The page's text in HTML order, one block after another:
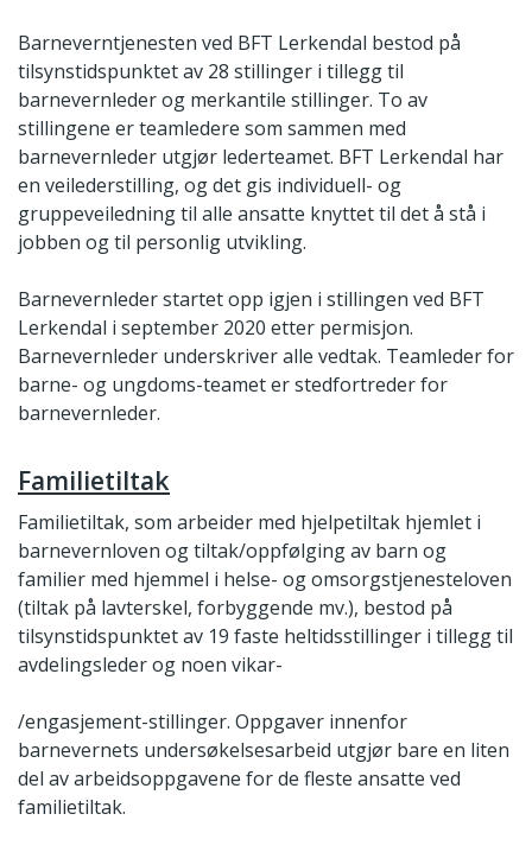
Barneverntjenesten ved BFT Lerkendal bestod på
tilsynstidspunktet av 28 stillinger i tillegg til
barnevernleder og merkantile stillinger. To av
stillingene er teamledere som sammen med
barnevernleder utgjør lederteamet. BFT Lerkendal har
en veilederstilling, og det gis individuell- og
gruppeveiledning til alle ansatte knyttet til det å stå i
jobben og til personlig utvikling.
Barnevernleder startet opp igjen i stillingen ved BFT
Lerkendal i september 2020 etter permisjon.
Barnevernleder underskriver alle vedtak. Teamleder for
barne- og ungdoms-teamet er stedfortreder for
barnevernleder.
Familietiltak
Familietiltak, som arbeider med hjelpetiltak hjemlet i
barnevernloven og tiltak/oppfølging av barn og
familier med hjemmel i helse- og omsorgstjenesteloven
(tiltak på lavterskel, forbyggende mv.), bestod på
tilsynstidspunktet av 19 faste heltidsstillinger i tillegg til
avdelingsleder og noen vikar-
/engasjement-stillinger. Oppgaver innenfor
barnevernets undersøkelsesarbeid utgjør bare en liten
del av arbeidsoppgavene for de fleste ansatte ved
familietiltak.